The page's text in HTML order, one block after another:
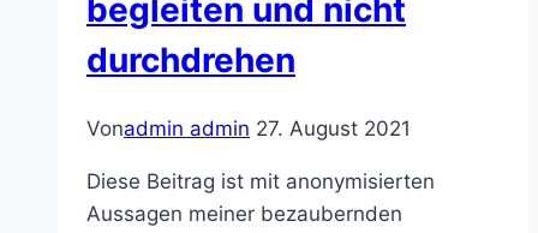
Selecta
begleiten und nicht
durchdrehen
Vonadmin admin 27. August 2021
Diese Beitrag ist mit anonymisierten
Aussagen meiner bezaubernden